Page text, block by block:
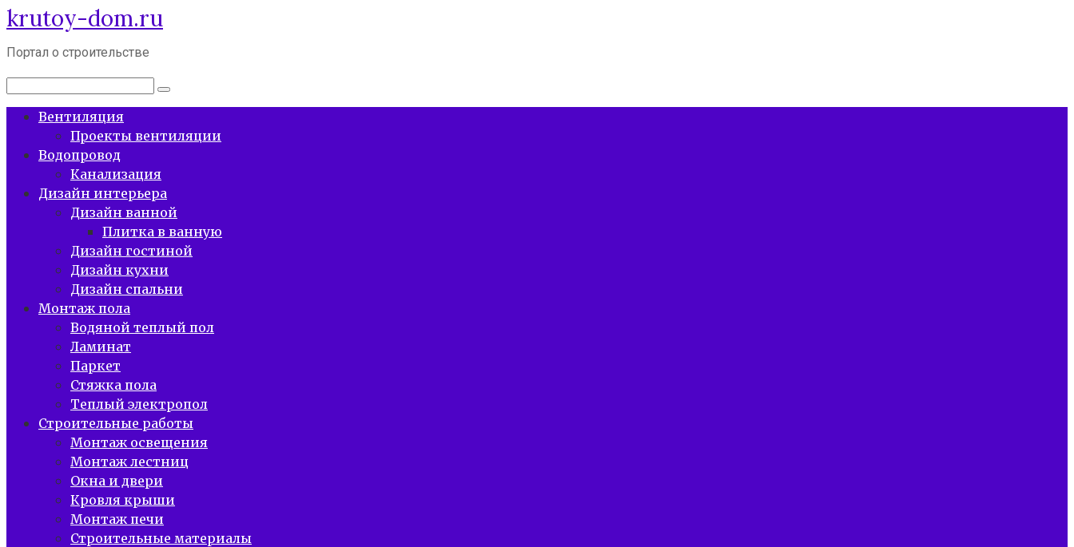
Перейти
к
контенту
krutoy-dom.ru
Портал о строительстве
Поиск:
Вентиляция
Проекты вентиляции
Водопровод
Канализация
Дизайн интерьера
Дизайн ванной
Плитка в ванную
Дизайн гостиной
Дизайн кухни
Дизайн спальни
Монтаж пола
Водяной теплый пол
Ламинат
Паркет
Стяжка пола
Теплый электропол
Строительные работы
Монтаж освещения
Монтаж лестниц
Окна и двери
Кровля крыши
Монтаж печи
Строительные материалы